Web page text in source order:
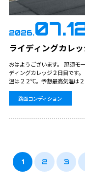
2026.
ライディングカレ
おはようございます。 那須モ
ディングカレッジ２日目です
温は２２℃。予想最高気温は
催ですが、雨の日の乗り方を
な…路面コンディション
1 2 3